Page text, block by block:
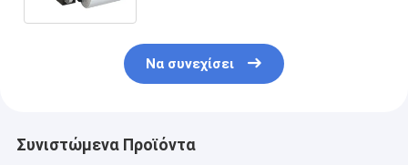
Να συνεχίσει
Συνιστώμενα Προϊόντα